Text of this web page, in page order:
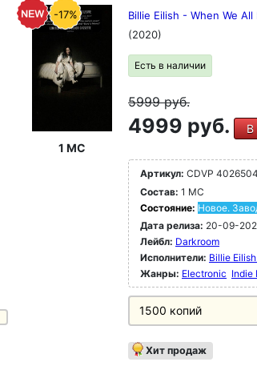
-17%
1 MC
Billie Eilish - When We
(2020)
Есть в наличии
5999руб.
4999 руб. В
Артикул: CDVP 4026504
Состав: 1 MC
Состояние: Новое.
Дата релиза: 20-09-
Лейбл: Darkroom
Исполнители: Billie
Жанры: Electronic Indie
1500 копий
Хит продаж